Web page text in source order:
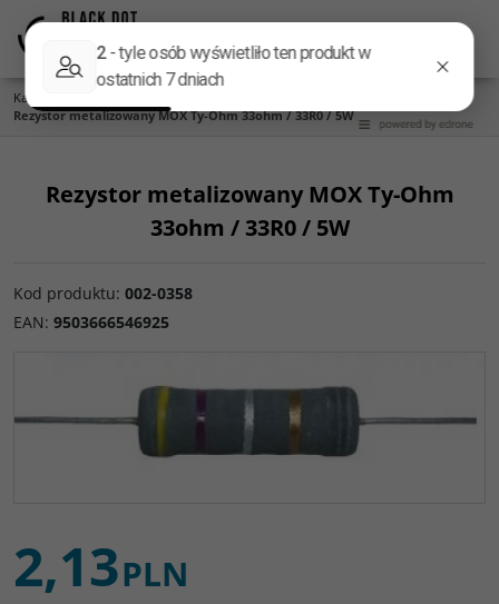
MenuPanel
Kategoria główna
Rezystor metalizowany MOX Ty-Ohm 33ohm / 33R0 / 5W
Rezystor metalizowany MOX Ty-Ohm
33ohm / 33R0 / 5W
Kod produktu: 002-0358
EAN: 9503666546925
2,13PLN